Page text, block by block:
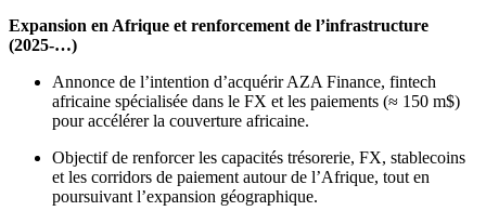
Expansion en Afrique et renforcement de l’infrastructure
(2025-…)
Annonce de l’intention d’acquérir AZA Finance, fintech
africaine spécialisée dans le FX et les paiements (≈ 150 m$)
pour accélérer la couverture africaine.
Objectif de renforcer les capacités trésorerie, FX, stablecoins
et les corridors de paiement autour de l’Afrique, tout en
poursuivant l’expansion géographique.